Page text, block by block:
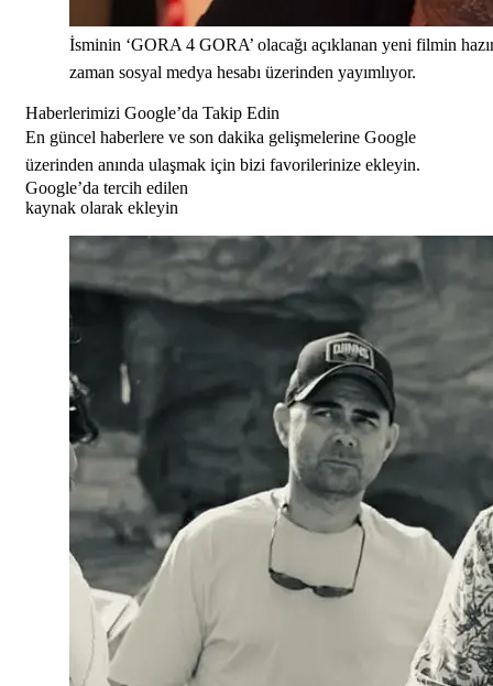
İsminin ‘GORA 4 GORA’ olacağı açıklanan yeni filmin
zaman sosyal medya hesabı üzerinden yayımlıyor.
Haberlerimizi Google’da Takip Edin
En güncel haberlere ve son dakika gelişmelerine Google
üzerinden anında ulaşmak için bizi favorilerinize ekleyin.
Google’da tercih edilen
kaynak olarak ekleyin